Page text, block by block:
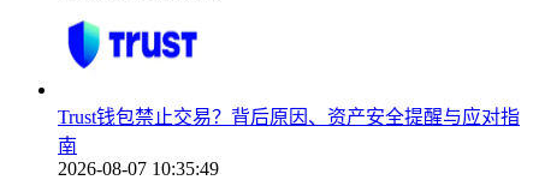
Trust钱包禁止交易？背后原因、资产安全提醒与应对指
南
2026-08-07 10:35:49